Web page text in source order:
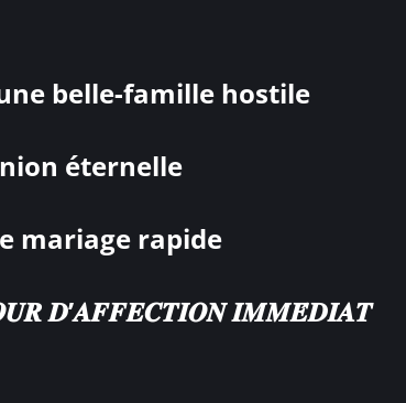
belle-famille hostile
éternelle
mariage rapide
𝑫’𝑨𝑭𝑭𝑬𝑪𝑻𝑰𝑶𝑵 𝑰𝑴𝑴𝑬́𝑫𝑰𝑨𝑻